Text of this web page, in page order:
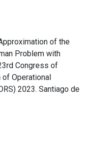
of the
Problem with
Congress of
Operational
2023. Santiago de